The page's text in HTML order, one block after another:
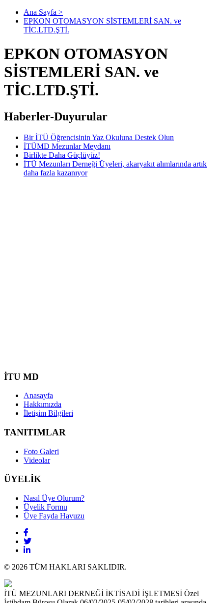
Ana Sayfa >
EPKON OTOMASYON SİSTEMLERİ SAN. ve
TİC.LTD.ŞTİ.
EPKON OTOMASYON
SİSTEMLERİ SAN. ve
TİC.LTD.ŞTİ.
Haberler-Duyurular
Bir İTÜ Öğrencisinin Yaz Okuluna Destek Olun
İTÜMD Mezunlar Meydanı
Birlikte Daha Güçlüyüz!
İTÜ Mezunları Derneği Üyeleri, akaryakıt alımlarında artık
daha fazla kazanıyor
İTU MD
Anasayfa
Hakkımızda
İletişim Bilgileri
TANITIMLAR
Foto Galeri
Videolar
ÜYELİK
Nasıl Üye Olurum?
Üyelik Formu
Üye Fayda Havuzu
© 2026 TÜM HAKLARI SAKLIDIR.
İTÜ MEZUNLARI DERNEĞİ İKTİSADİ İŞLETMESİ Özel